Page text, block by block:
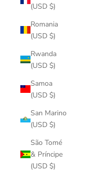
(USD $)
Romania
(USD $)
Rwanda
(USD $)
Samoa
(USD $)
San Marino
(USD $)
São Tomé
& Príncipe
(USD $)